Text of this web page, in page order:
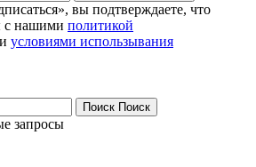
вы подтверждаете, что
с нашими политикой
и условиями использывания
Поиск Поиск
запросы